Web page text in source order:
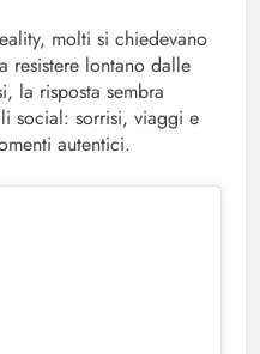
molti si chiedevano
resistere lontano dalle
la risposta sembra
social: sorrisi, viaggi e
autentici.